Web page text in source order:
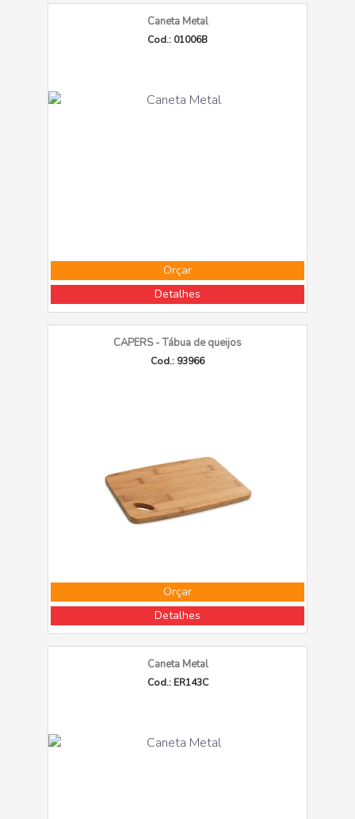
Caneta Metal
Cod.: 01006B
Orçar
Detalhes
CAPERS - Tábua de queijos
Cod.: 93966
Orçar
Detalhes
Caneta Metal
Cod.: ER143C